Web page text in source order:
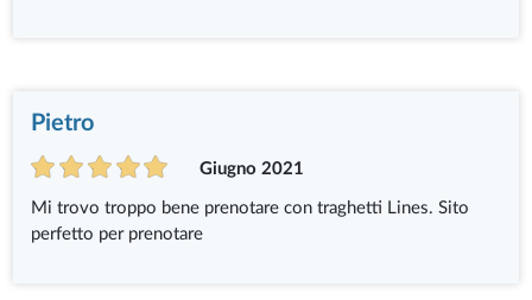
Pietro
Giugno 2021
Mi trovo troppo bene prenotare con traghetti Lines. Sito
perfetto per prenotare